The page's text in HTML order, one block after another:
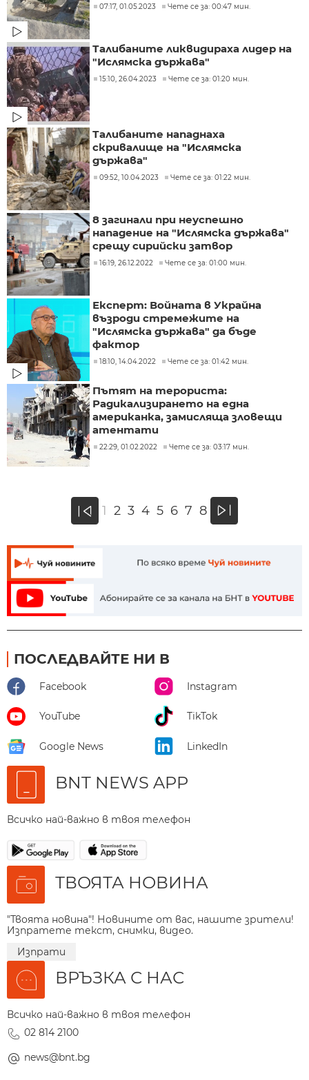
07:17, 01.05.2023 Чете се за: 00:47 мин.
Талибаните ликвидираха лидер на
"Ислямска държава"
15:10, 26.04.2023 Чете се за: 01:20 мин.
Талибаните нападнаха
скривалище на "Ислямска
държава"
09:52, 10.04.2023 Чете се за: 01:22 мин.
8 загинали при неуспешно
нападение на "Ислямска държава"
срещу сирийски затвор
16:19, 26.12.2022 Чете се за: 01:00 мин.
Експерт: Войната в Украйна
възроди стремежите на
"Ислямска държава" да бъде
фактор
18:10, 14.04.2022 Чете се за: 01:42 мин.
Пътят на терориста:
Радикализирането на една
американка, замисляща зловещи
атентати
22:29, 01.02.2022 Чете се за: 03:17 мин.
« 1 2 3 4 5 6 7 8 »
ПОСЛЕДВАЙТЕ НИ В
Facebook Instagram
YouTube TikTok
Google News LinkedIn
BNT NEWS APP
Всичко най-важно в твоя телефон
ТВОЯТА НОВИНА
"Твоята новина"! Новините от вас, нашите зрители!
Изпратете текст, снимки, видео.
Изпрати
ВРЪЗКА С НАС
Всичко най-важно в твоя телефон
02 814 2100
news@bnt.bg